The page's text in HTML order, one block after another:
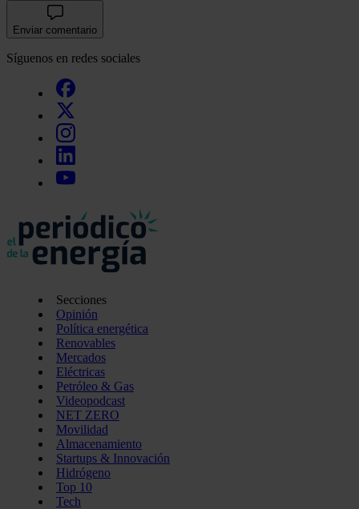
Enviar comentario
Síguenos en redes sociales
Secciones
Opinión
Política energética
Renovables
Mercados
Eléctricas
Petróleo & Gas
Videopodcast
NET ZERO
Movilidad
Almacenamiento
Startups & Innovación
Hidrógeno
Top 10
Tech